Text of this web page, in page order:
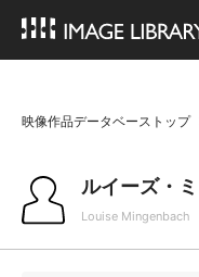
映像作品データベーストップ
ルイーズ・
Louise Mingenbach